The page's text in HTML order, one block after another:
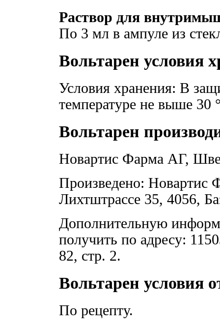
Раствор для
По 3 мл в ампуле из
Вольтарен условия
Условия хранения: В
температуре не выше 30
Вольтарен
Новартис Фарма АГ,
Произведено:
Лихтштрассе 35, 4056,
Дополнительную
получить по адресу:
82, стр. 2.
Вольтарен условия
По рецепту.